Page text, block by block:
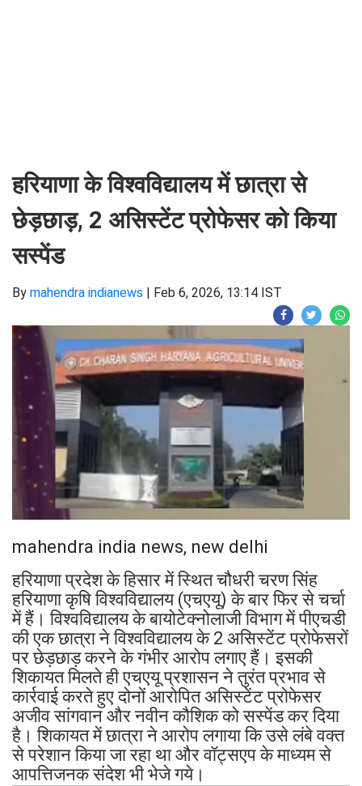
हरियाणा के विश्वविद्यालय में छात्रा से
छेड़छाड़, 2 असिस्टेंट प्रोफेसर को किया
सस्पेंड
By mahendra indianews | Feb 6, 2026, 13:14 IST
mahendra india news, new delhi
हरियाणा प्रदेश के हिसार में स्थित चौधरी चरण सिंह
हरियाणा कृषि विश्वविद्यालय (एचएयू) के बार फिर से चर्चा
में हैं। विश्वविद्यालय के बायोटेक्नोलाजी विभाग में पीएचडी
की एक छात्रा ने विश्वविद्यालय के 2 असिस्टेंट प्रोफेसरों
पर छेड़छाड़ करने के गंभीर आरोप लगाए हैं। इसकी
शिकायत मिलते ही एचएयू प्रशासन ने तुरंत प्रभाव से
कार्रवाई करते हुए दोनों आरोपित असिस्टेंट प्रोफेसर
अजीव सांगवान और नवीन कौशिक को सस्पेंड कर दिया
है। शिकायत में छात्रा ने आरोप लगाया कि उसे लंबे वक्त
से परेशान किया जा रहा था और वॉट्सएप के माध्यम से
आपत्तिजनक संदेश भी भेजे गये।